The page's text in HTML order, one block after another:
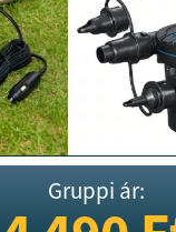
Gruppi ár: